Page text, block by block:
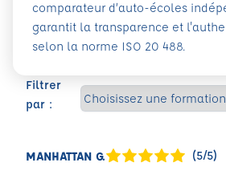
Filtrer
par :
MANHATTAN G. (5/5)
comparateur d’auto-écoles
garantit la transparence et
selon la norme ISO 20 488.